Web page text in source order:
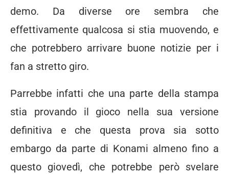
demo. Da diverse ore sembra che
effettivamente qualcosa si stia muovendo, e
che potrebbero arrivare buone notizie per i
fan a stretto giro.
Parrebbe infatti che una parte della stampa
stia provando il gioco nella sua versione
definitiva e che questa prova sia sotto
embargo da parte di Konami almeno fino a
questo giovedì, che potrebbe però svelare